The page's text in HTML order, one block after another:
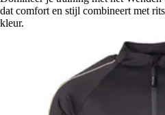
dat comfort en stijl combineert met
kleur.